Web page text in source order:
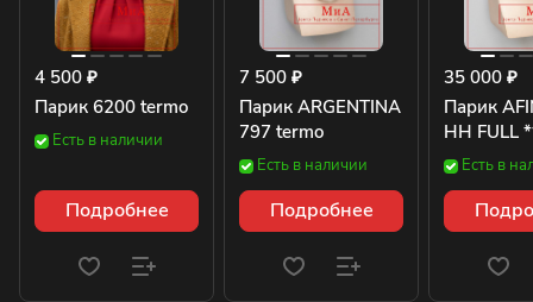
4 500 ₽
Парик 6200 termo
Есть в наличии
Подробнее
7 500 ₽
Парик ARGENTINA
797 termo
Есть в наличии
Подробнее
35 000 ₽
Парик
HH FULL
Есть в